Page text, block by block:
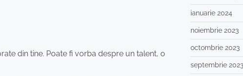
din tine. Poate fi vorba despre un talent, o
ianuarie 2024
noiembrie 2023
octombrie 2023
septembrie 2023